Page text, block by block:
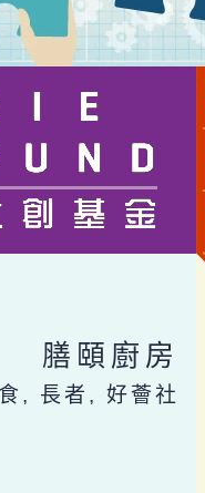
膳頤廚房
, 長者, 好薈社